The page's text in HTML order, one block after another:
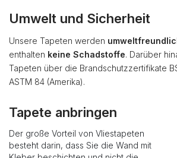
Umwelt und Sicherheit
Unsere Tapeten werden
enthalten keine Schadstoffe. Darüber
Tapeten über die Brandschutzzertifikate
ASTM 84 (Amerika).
Tapete anbringen
Der große Vorteil von Vliestapeten
besteht darin, dass Sie die Wand mit